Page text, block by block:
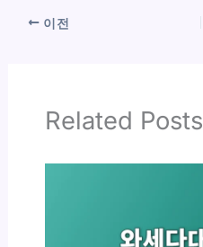
이전
Related Posts